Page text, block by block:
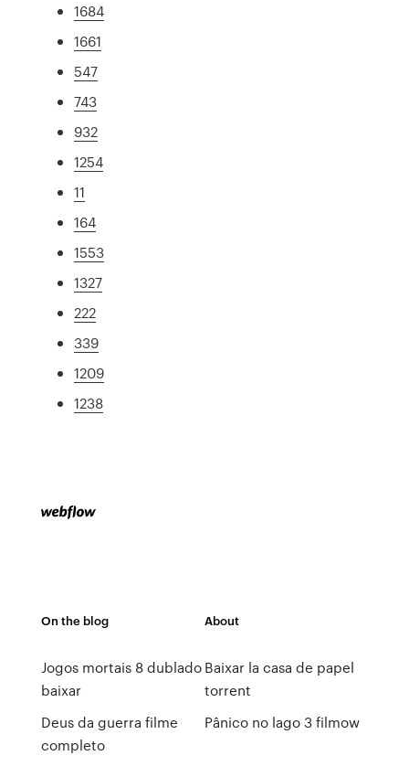
1684
1661
547
743
932
1254
11
164
1553
1327
222
339
1209
1238
On the blog
Jogos mortais 8 dublado
baixar
Deus da guerra filme
completo
About
Baixar la casa de papel
torrent
Pânico no lago 3 filmow